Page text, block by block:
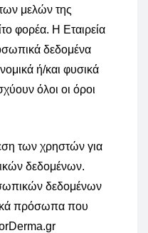
μελών της
φορέα. Η Εταιρεία
δεδομένα
ή/και φυσικά
όλοι οι όροι
των χρηστών για
δεδομένων.
δεδομένων
πρόσωπα που